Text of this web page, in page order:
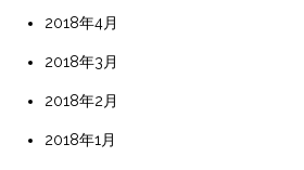
2018年4月
2018年3月
2018年2月
2018年1月